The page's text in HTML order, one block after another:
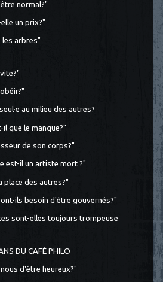
normal?"
un prix?"
les arbres"
au milieu des autres?
que le manque?"
de son corps?"
est-il un artiste mort ?"
place des autres?"
ils besoin d'être gouvernés?"
sont-elles toujours trompeuse
DU CAFÉ PHILO
d'être heureux?"